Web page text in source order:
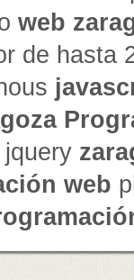
web
de hasta
jquery
web